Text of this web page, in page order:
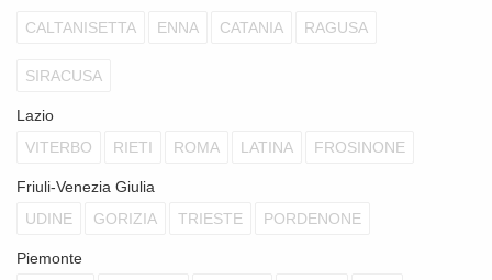
CALTANISETTA ENNA CATANIA RAGUSA
SIRACUSA
Lazio
VITERBO
RIETI ROMA LATINA FROSINONE
Friuli-Venezia Giulia
UDINE
GORIZIA TRIESTE PORDENONE
Piemonte